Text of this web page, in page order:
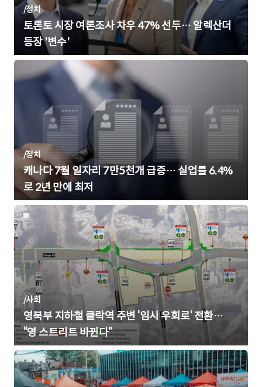
/정치
토론토 시장 여론조사 차우 47% 선두… 알렉산더
등장 '변수'
/정치
캐나다 7월 일자리 7만5천개 급증… 실업률 6.4%
로 2년 만에 최저
/사회
영북부 지하철 클락역 주변 ‘임시 우회로’ 전환…
“영 스트리트 바뀐다”